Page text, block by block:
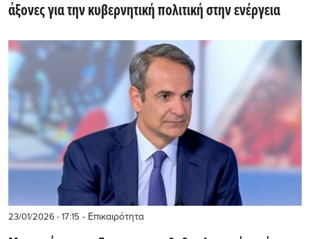
άξονες για την κυβερνητική πολιτική στην ενέργεια
23/01/2026 - 17:15 - Επικαιρότητα